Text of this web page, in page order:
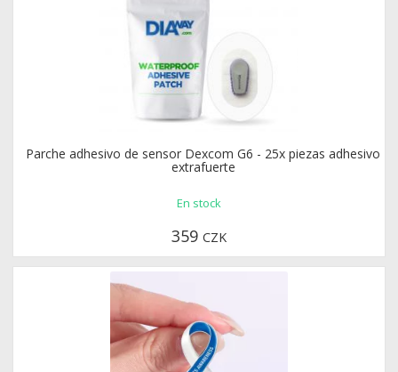
Estuche para llevar accesorios para control de diabetes
COOLINGBAG - ...
En stock
399 CZK
Parche adhesivo de sensor Dexcom G6 - 25x piezas adhesivo
extrafuerte
En stock
359 CZK